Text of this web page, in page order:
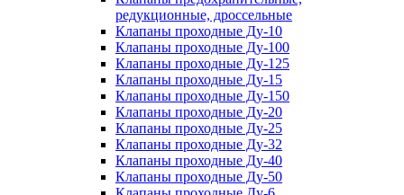
редукционные, дроссельные
Клапаны проходные Ду-10
Клапаны проходные Ду-100
Клапаны проходные Ду-125
Клапаны проходные Ду-15
Клапаны проходные Ду-150
Клапаны проходные Ду-20
Клапаны проходные Ду-25
Клапаны проходные Ду-32
Клапаны проходные Ду-40
Клапаны проходные Ду-50